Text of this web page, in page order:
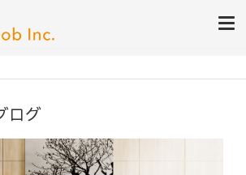
不動産（by株式会
のあるお部屋創りを全力でサポート致します
ログ